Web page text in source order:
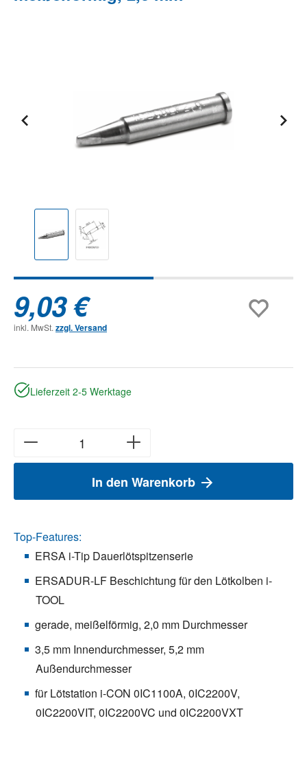
9,03 €
inkl. MwSt. zzgl. Versand
Lieferzeit 2-5 Werktage
In den Warenkorb
Top-Features:
ERSA i-Tip Dauerlötspitzenserie
ERSADUR-LF Beschichtung für den Lötkolben i-
TOOL
gerade, meißelförmig, 2,0 mm Durchmesser
3,5 mm Innendurchmesser, 5,2 mm
Außendurchmesser
für Lötstation i-CON 0IC1100A, 0IC2200V,
0IC2200VIT, 0IC2200VC und 0IC2200VXT